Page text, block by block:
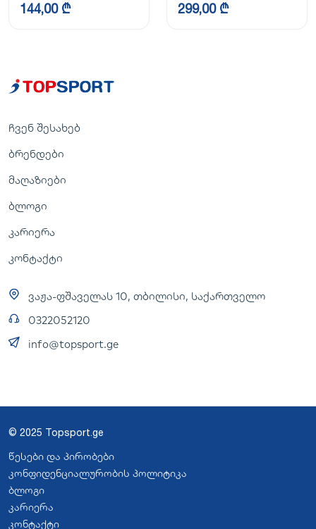
144,00 ₾ 299,00 ₾
ჩვენ შესახებ
ბრენდები
მაღაზიები
ბლოგი
კარიერა
კონტაქტი
ვაჟა-ფშაველას 10, თბილისი, საქართველო
0322052120
info@topsport.ge
© 2025 Topsport.ge
წესები და პირობები
კონფიდენციალურობის პოლიტიკა
ბლოგი
კარიერა
კონტაქტი